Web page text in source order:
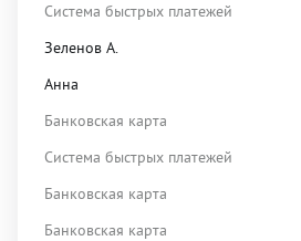
Система быстрых платежей
Зеленов А.
Анна
Банковская карта
Система быстрых платежей
Банковская карта
Банковская карта